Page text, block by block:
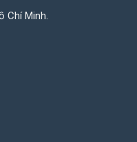
Chí Minh.